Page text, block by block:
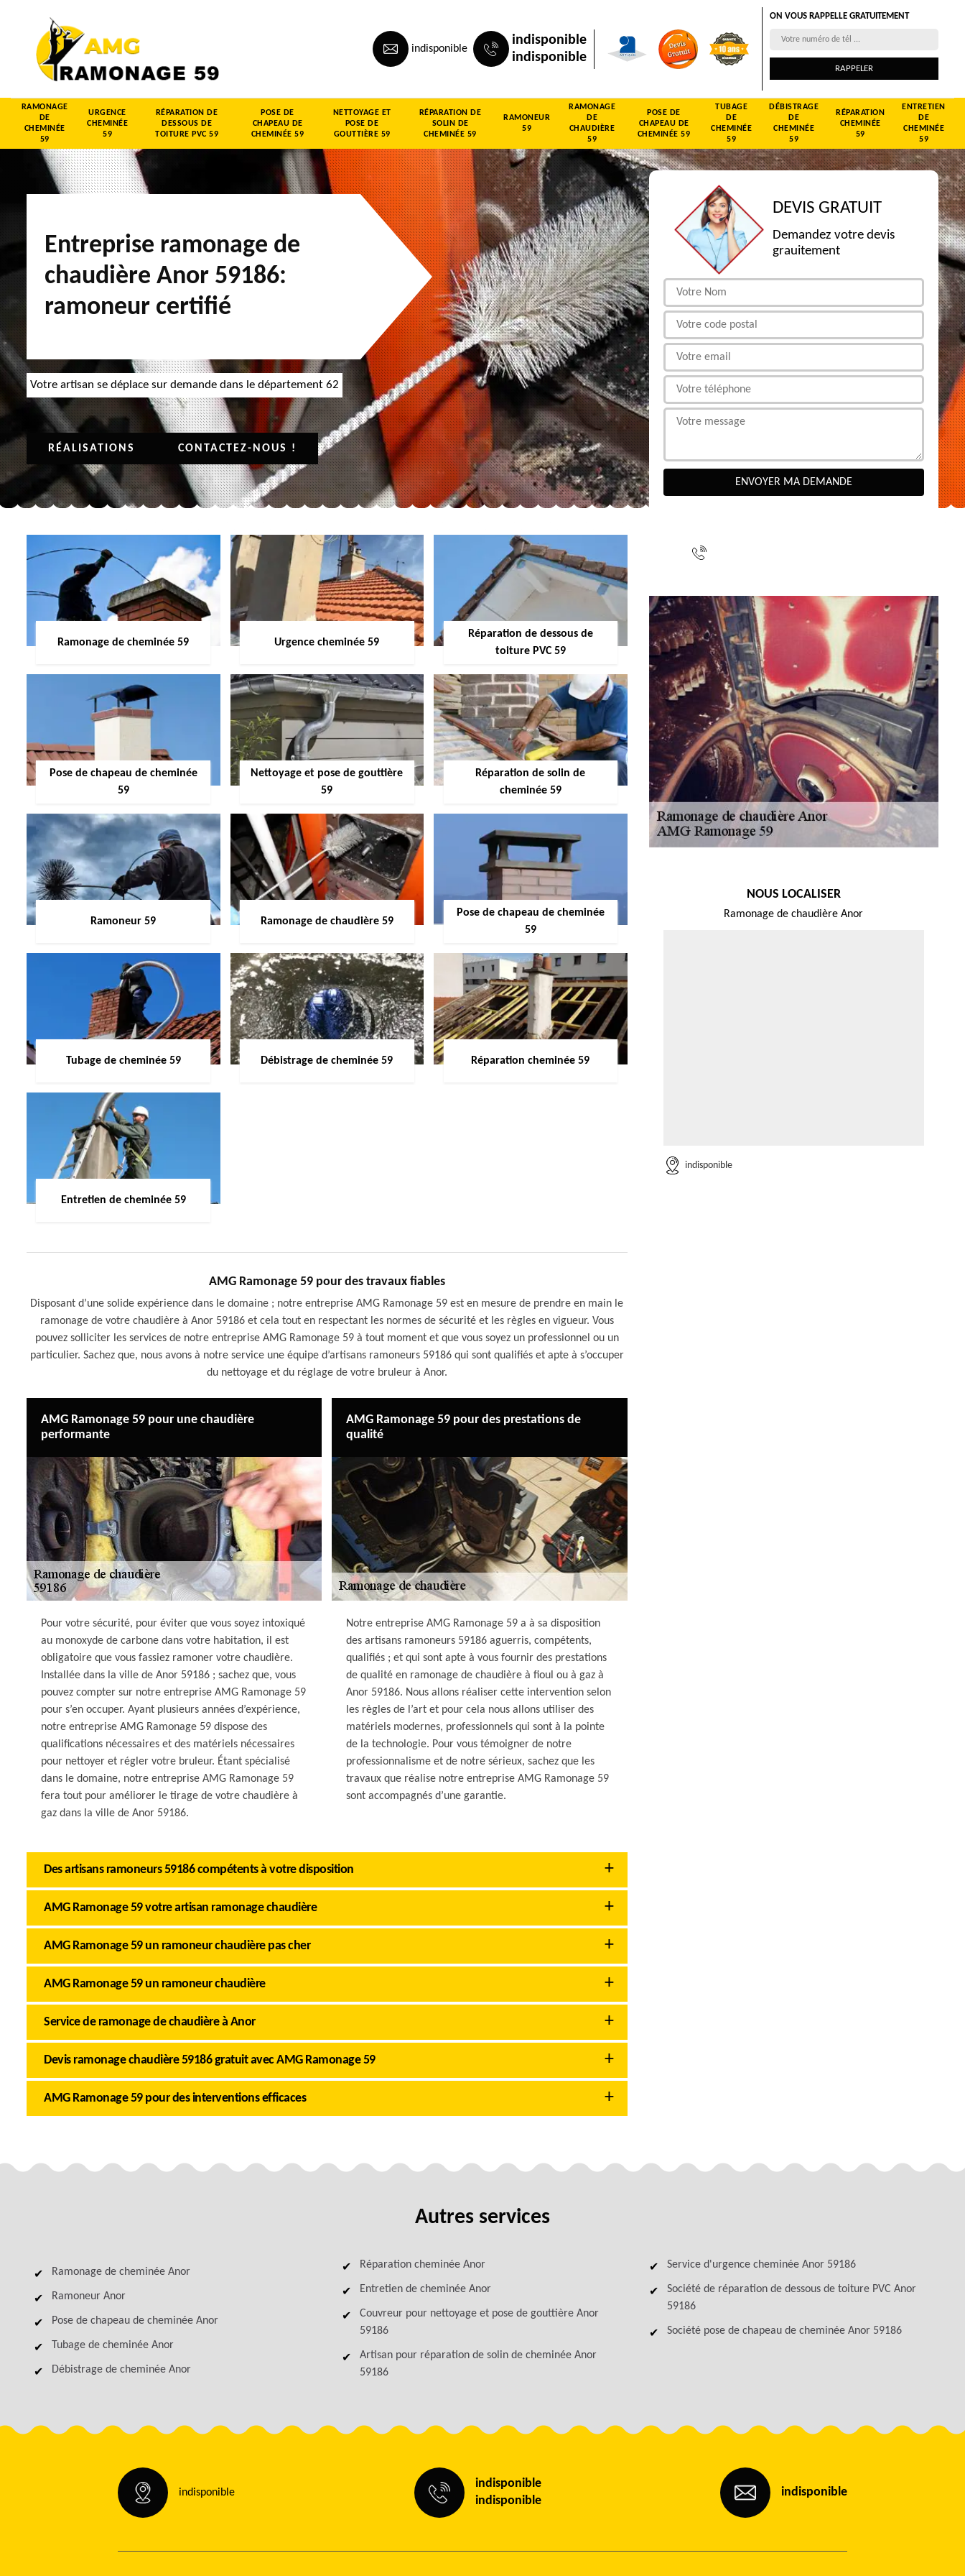
indisponible
indisponible
indisponible
ON VOUS RAPPELLE GRATUITEMENT
RAMONAGE
DE
CHEMINÉE
59
URGENCE
CHEMINÉE
59
RÉPARATION DE
DESSOUS DE
TOITURE PVC 59
POSE DE
CHAPEAU DE
CHEMINÉE 59
NETTOYAGE ET
POSE DE
GOUTTIÈRE 59
RÉPARATION DE
SOLIN DE
CHEMINÉE 59
RAMONEUR
59
RAMONAGE
DE
CHAUDIÈRE
59
POSE DE
CHAPEAU DE
CHEMINÉE 59
TUBAGE
DE
CHEMINÉE
59
DÉBISTRAGE
DE
CHEMINÉE
59
RÉPARATION
CHEMINÉE
59
ENTRETIEN
DE
CHEMINÉE
59
Entreprise ramonage de
chaudière Anor 59186:
ramoneur certifié
Votre artisan se déplace sur demande dans le département 62
RÉALISATIONS CONTACTEZ-NOUS !
Ramonage de cheminée 59 Urgence cheminée 59
Réparation de dessous de
toiture PVC 59
Pose de chapeau de cheminée
59
Nettoyage et pose de gouttière
59
Réparation de solin de
cheminée 59
Ramoneur 59 Ramonage de chaudière 59
Pose de chapeau de cheminée
59
Tubage de cheminée 59 Débistrage de cheminée 59 Réparation cheminée 59
Entretien de cheminée 59
AMG Ramonage 59 pour des travaux fiables
Disposant d’une solide expérience dans le domaine ; notre entreprise AMG Ramonage 59 est en mesure de prendre en main le
ramonage de votre chaudière à Anor 59186 et cela tout en respectant les normes de sécurité et les règles en vigueur. Vous
pouvez solliciter les services de notre entreprise AMG Ramonage 59 à tout moment et que vous soyez un professionnel ou un
particulier. Sachez que, nous avons à notre service une équipe d’artisans ramoneurs 59186 qui sont qualifiés et apte à s’occuper
du nettoyage et du réglage de votre bruleur à Anor.
AMG Ramonage 59 pour une chaudière
performante
Pour votre sécurité, pour éviter que vous soyez intoxiqué
au monoxyde de carbone dans votre habitation, il est
obligatoire que vous fassiez ramoner votre chaudière.
Installée dans la ville de Anor 59186 ; sachez que, vous
pouvez compter sur notre entreprise AMG Ramonage 59
pour s’en occuper. Ayant plusieurs années d’expérience,
notre entreprise AMG Ramonage 59 dispose des
qualifications nécessaires et des matériels nécessaires
pour nettoyer et régler votre bruleur. Étant spécialisé
dans le domaine, notre entreprise AMG Ramonage 59
fera tout pour améliorer le tirage de votre chaudière à
gaz dans la ville de Anor 59186.
AMG Ramonage 59 pour des prestations de
qualité
Notre entreprise AMG Ramonage 59 a à sa disposition
des artisans ramoneurs 59186 aguerris, compétents,
qualifiés ; et qui sont apte à vous fournir des prestations
de qualité en ramonage de chaudière à fioul ou à gaz à
Anor 59186. Nous allons réaliser cette intervention selon
les règles de l’art et pour cela nous allons utiliser des
matériels modernes, professionnels qui sont à la pointe
de la technologie. Pour vous témoigner de notre
professionnalisme et de notre sérieux, sachez que les
travaux que réalise notre entreprise AMG Ramonage 59
sont accompagnés d’une garantie.
Des artisans ramoneurs 59186 compétents à votre disposition
AMG Ramonage 59 votre artisan ramonage chaudière
AMG Ramonage 59 un ramoneur chaudière pas cher
AMG Ramonage 59 un ramoneur chaudière
Service de ramonage de chaudière à Anor
Devis ramonage chaudière 59186 gratuit avec AMG Ramonage 59
AMG Ramonage 59 pour des interventions efficaces
DEVIS GRATUIT
Demandez votre devis
grauitement
NOUS LOCALISER
Ramonage de chaudière Anor
indisponible
Autres services
Ramonage de cheminée Anor
Ramoneur Anor
Pose de chapeau de cheminée Anor
Tubage de cheminée Anor
Débistrage de cheminée Anor
Réparation cheminée Anor
Entretien de cheminée Anor
Couvreur pour nettoyage et pose de gouttière Anor
59186
Artisan pour réparation de solin de cheminée Anor
59186
Service d'urgence cheminée Anor 59186
Société de réparation de dessous de toiture PVC Anor
59186
Société pose de chapeau de cheminée Anor 59186
indisponible
indisponible
indisponible
indisponible